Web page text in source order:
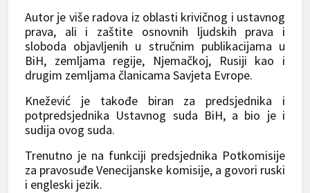
Autor je više radova iz oblasti krivičnog i ustavnog
prava, ali i zaštite osnovnih ljudskih prava i
sloboda objavljenih u stručnim publikacijama u
BiH, zemljama regije, Njemačkoj, Rusiji kao i
drugim zemljama članicama Savjeta Evrope.
Knežević je takođe biran za predsjednika i
potpredsjednika Ustavnog suda BiH, a bio je i
sudija ovog suda.
Trenutno je na funkciji predsjednika Potkomisije
za pravosuđe Venecijanske komisije, a govori ruski
i engleski jezik.